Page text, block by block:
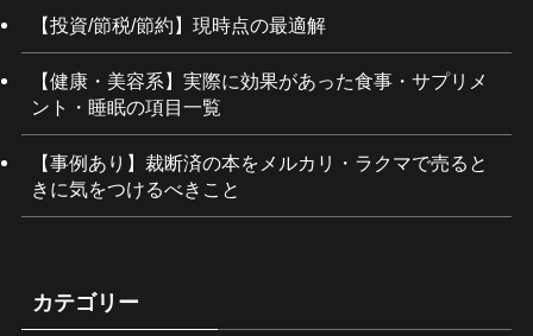
【投資/節税/節約】現時点の最適解
【健康・美容系】実際に効果があった食事・サプリメ
ント・睡眠の項目一覧
【事例あり】裁断済の本をメルカリ・ラクマで売ると
きに気をつけるべきこと
カテゴリー